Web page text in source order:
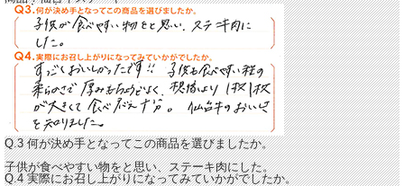
Q.3 何が決め手となってこの商品を選びましたか。
子供が食べやすい物をと思い、ステーキ肉にした。
Q.4 実際にお召し上がりになってみていかがでしたか。